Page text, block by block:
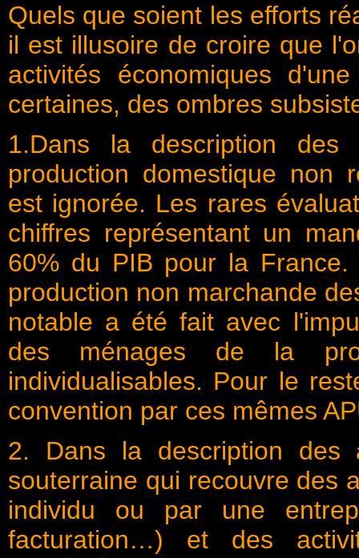
Quels que soient les efforts
il est illusoire de croire que
activités économiques
certaines, des ombres
1.Dans la description
production domestique non
est ignorée. Les rares
chiffres représentant un
60% du PIB pour la
production non marchande
notable a été fait avec
des ménages de la
individualisables. Pour le
convention par ces mêmes
2. Dans la description des
souterraine qui recouvre des
individu ou par une
facturation…) et des